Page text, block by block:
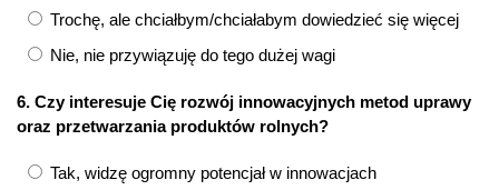
Trochę, ale chciałbym/chciałabym dowiedzieć się więcej
Nie, nie przywiązuję do tego dużej wagi
6. Czy interesuje Cię rozwój innowacyjnych metod uprawy
oraz przetwarzania produktów rolnych?
Tak, widzę ogromny potencjał w innowacjach